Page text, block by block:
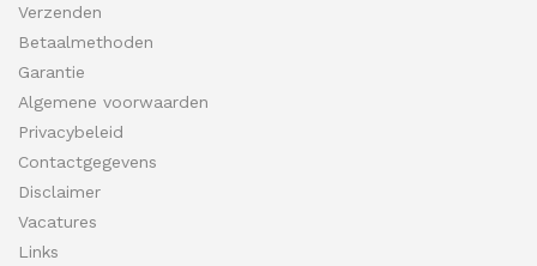
Verzenden
Betaalmethoden
Garantie
Algemene voorwaarden
Privacybeleid
Contactgegevens
Disclaimer
Vacatures
Links